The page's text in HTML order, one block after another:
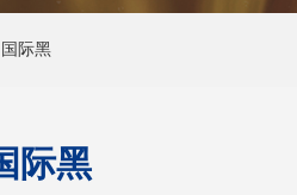
国际黑
际黑